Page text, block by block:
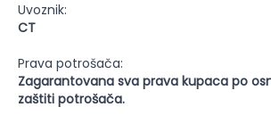
Uvoznik:
CT
Prava potrošača:
Zagarantovana sva prava kupaca po
zaštiti potrošača.